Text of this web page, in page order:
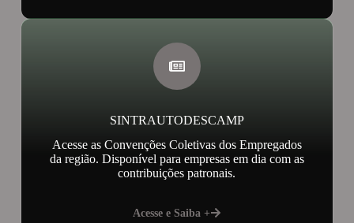
SINTRAUTODESCAMP
Acesse as Convenções Coletivas dos Empregados
da região. Disponível para empresas em dia com as
contribuições patronais.
Acesse e Saiba +